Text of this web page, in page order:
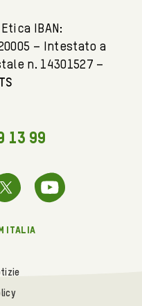
IBAN:
– Intestato a
n. 14301527 –
13 99
italia